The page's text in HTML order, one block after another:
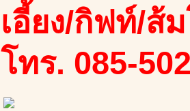
เอี้ยง/กิฟท์/ส้
โทร. 085-